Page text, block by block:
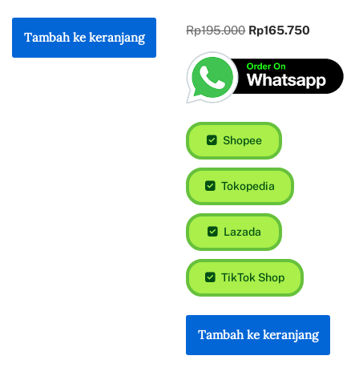
Rp195.000 Rp165.750
Shopee
Tokopedia
Lazada
TikTok Shop
Tambah ke keranjang